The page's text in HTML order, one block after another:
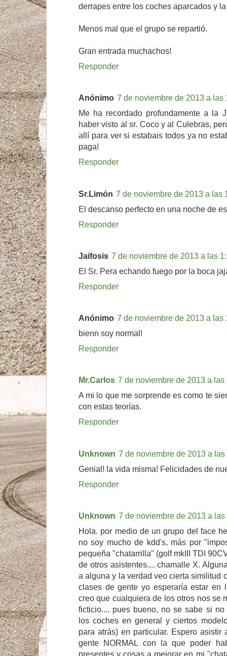
derrapes entre los coches aparcados y
Menos mal que el grupo se repartió.
Gran entrada muchachos!
Responder
Anónimo 7 de noviembre de 2013 a las
Me ha recordado profundamente a la
haber visto al sr. Coco y al Culebras,
allí para ver si estabais todos ya no
paga!
Responder
Sr.Limón 7 de noviembre de 2013 a las
El descanso perfecto en una noche de
Responder
Jaifosis 7 de noviembre de 2013 a las
El Sr. Pera echando fuego por la boca
Responder
Anónimo 7 de noviembre de 2013 a las
bienn soy normal!
Responder
Mr.Carlos 7 de noviembre de 2013 a las
A mi lo que me sorprende es como te
con estas teorías.
Responder
Unknown 7 de noviembre de 2013 a las
Genial! la vida misma! Felicidades de
Responder
Unknown 7 de noviembre de 2013 a las
Hola. por medio de un grupo del face
no soy mucho de kdd's, más por
pequeña "chatarrilla" (golf mkIII TDI
de otros asistentes.... chamalle X.
a alguna y la verdad veo cierta similitud
clases de gente yo esperaría estar en
creo que cualquiera de los otros nos se
ficticio.... pues bueno, no se sabe si
los coches en general y ciertos
para atrás) en particular. Espero
gente NORMAL con la que poder
presentes y cosas a mejorar en mi